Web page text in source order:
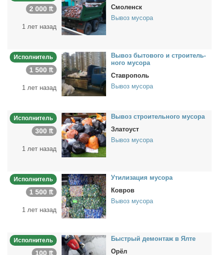
2 000 ₶
1 лет назад
Смоленск
Вывоз мусора
Исполнитель
1 500 ₶
1 лет назад
Вы­воз бы­то­во­го и стро­и­тель­
но­го му­со­ра
Ставрополь
Вывоз мусора
Исполнитель
300 ₶
1 лет назад
Вы­воз стро­и­тель­но­го му­со­ра
Златоуст
Вывоз мусора
Исполнитель
1 500 ₶
1 лет назад
Ути­ли­за­ция му­со­ра
Ковров
Вывоз мусора
Исполнитель
100 ₶
Быст­рый де­мон­таж в Ял­те
Орёл